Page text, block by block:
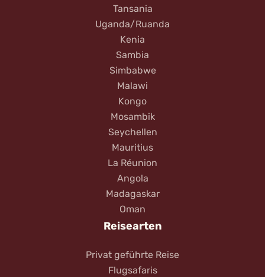
Tansania
Uganda/Ruanda
Kenia
Sambia
Simbabwe
Malawi
Kongo
Mosambik
Seychellen
Mauritius
La Réunion
Angola
Madagaskar
Oman
Reisearten
Privat geführte Reise
Flugsafaris